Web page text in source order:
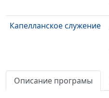
Капелланское служение
Описание програмы